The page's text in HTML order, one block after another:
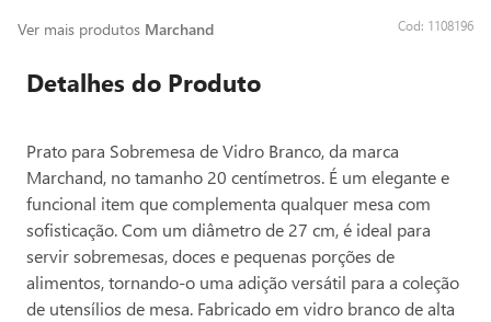
Ver mais produtos Marchand : 1108196
Detalhes do Produto
Prato para Sobremesa de Vidro Branco, da marca
Marchand, no tamanho 20 centímetros. É um elegante e
funcional item que complementa qualquer mesa com
sofisticação. Com um diâmetro de 27 cm, é ideal para
servir sobremesas, doces e pequenas porções de
alimentos, tornando-o uma adição versátil para a coleção
de utensílios de mesa. Fabricado em vidro branco de alta